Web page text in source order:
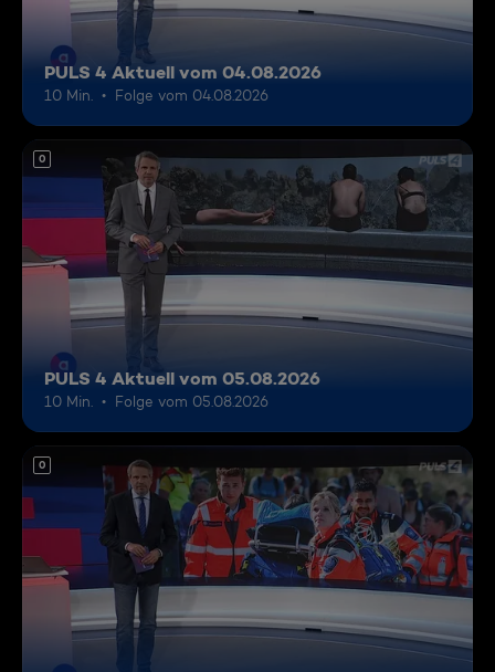
PULS 4 Aktuell vom 04.08.2026
10 Min. Folge vom 04.08.2026
0
PULS 4 Aktuell vom 05.08.2026
10 Min. Folge vom 05.08.2026
0